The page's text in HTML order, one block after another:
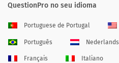
QuestionPro no seu idioma
Portuguese de Portugal
Português Nederlands
Français Italiano